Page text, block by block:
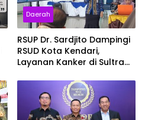
Daerah
RSUP Dr. Sardjito Dampingi
RSUD Kota Kendari,
Layanan Kanker di Sultra